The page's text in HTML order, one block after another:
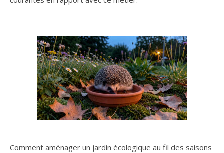
Comment aménager un jardin écologique au fil des saisons